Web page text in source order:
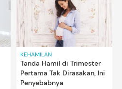
KEHAMILAN
Tanda Hamil di Trimester
Pertama Tak Dirasakan, Ini
Penyebabnya